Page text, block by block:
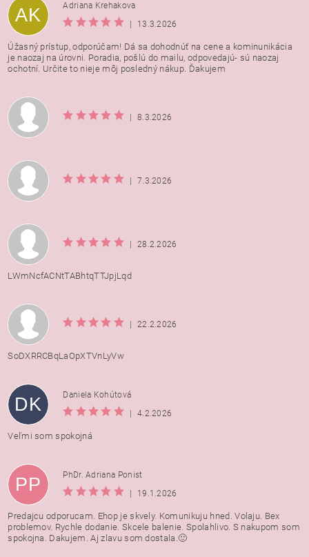
AK
Adriana Krehakova
|
13.3.2026
Úžasný prístup, odporúčam! Dá sa dohodnúť na cene a kominunikácia
je naozaj na úrovni. Poradia, pošlú do mailu, odpovedajú- sú naozaj
ochotní. Určite to nieje môj posledný nákup. Ďakujem
| 8.3.2026
| 7.3.2026
| 28.2.2026
LWmNcfACNtTABhtqTTJpjLqd
| 22.2.2026
SoDXRRCBqLaOpXTVnLyVw
DK
Daniela Kohútová
|
4.2.2026
Veľmi som spokojná
PP
PhDr. Adriana Ponist
|
19.1.2026
Predajcu odporucam. Ehop je skvely. Komunikuju hned. Volaju. Bex
problemov. Rychle dodanie. Skcele balenie. Spolahlivo. S nakupom som
spokojna. Dakujem. Aj zlavu som dostala.🙂